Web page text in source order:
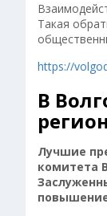
Такая
https://
В
Лучшие
комитета